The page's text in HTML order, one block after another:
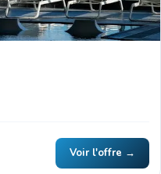
Voir l'offre →